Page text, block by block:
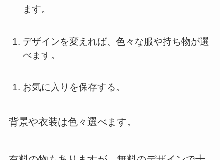
ます。
デザインを変えれば、色々な服や持ち物が選
べます。
お気に入りを保存する。
背景や衣装は色々選べます。